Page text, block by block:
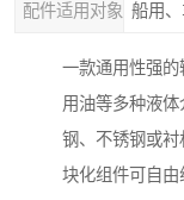
配件适用对象 船用、
一款通用性强
用油等多种液
钢、不锈钢或
块化组件可自